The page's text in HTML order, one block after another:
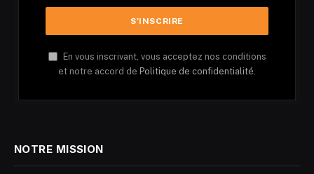
En vous inscrivant, vous acceptez nos conditions
et notre accord de Politique de confidentialité.
NOTRE MISSION